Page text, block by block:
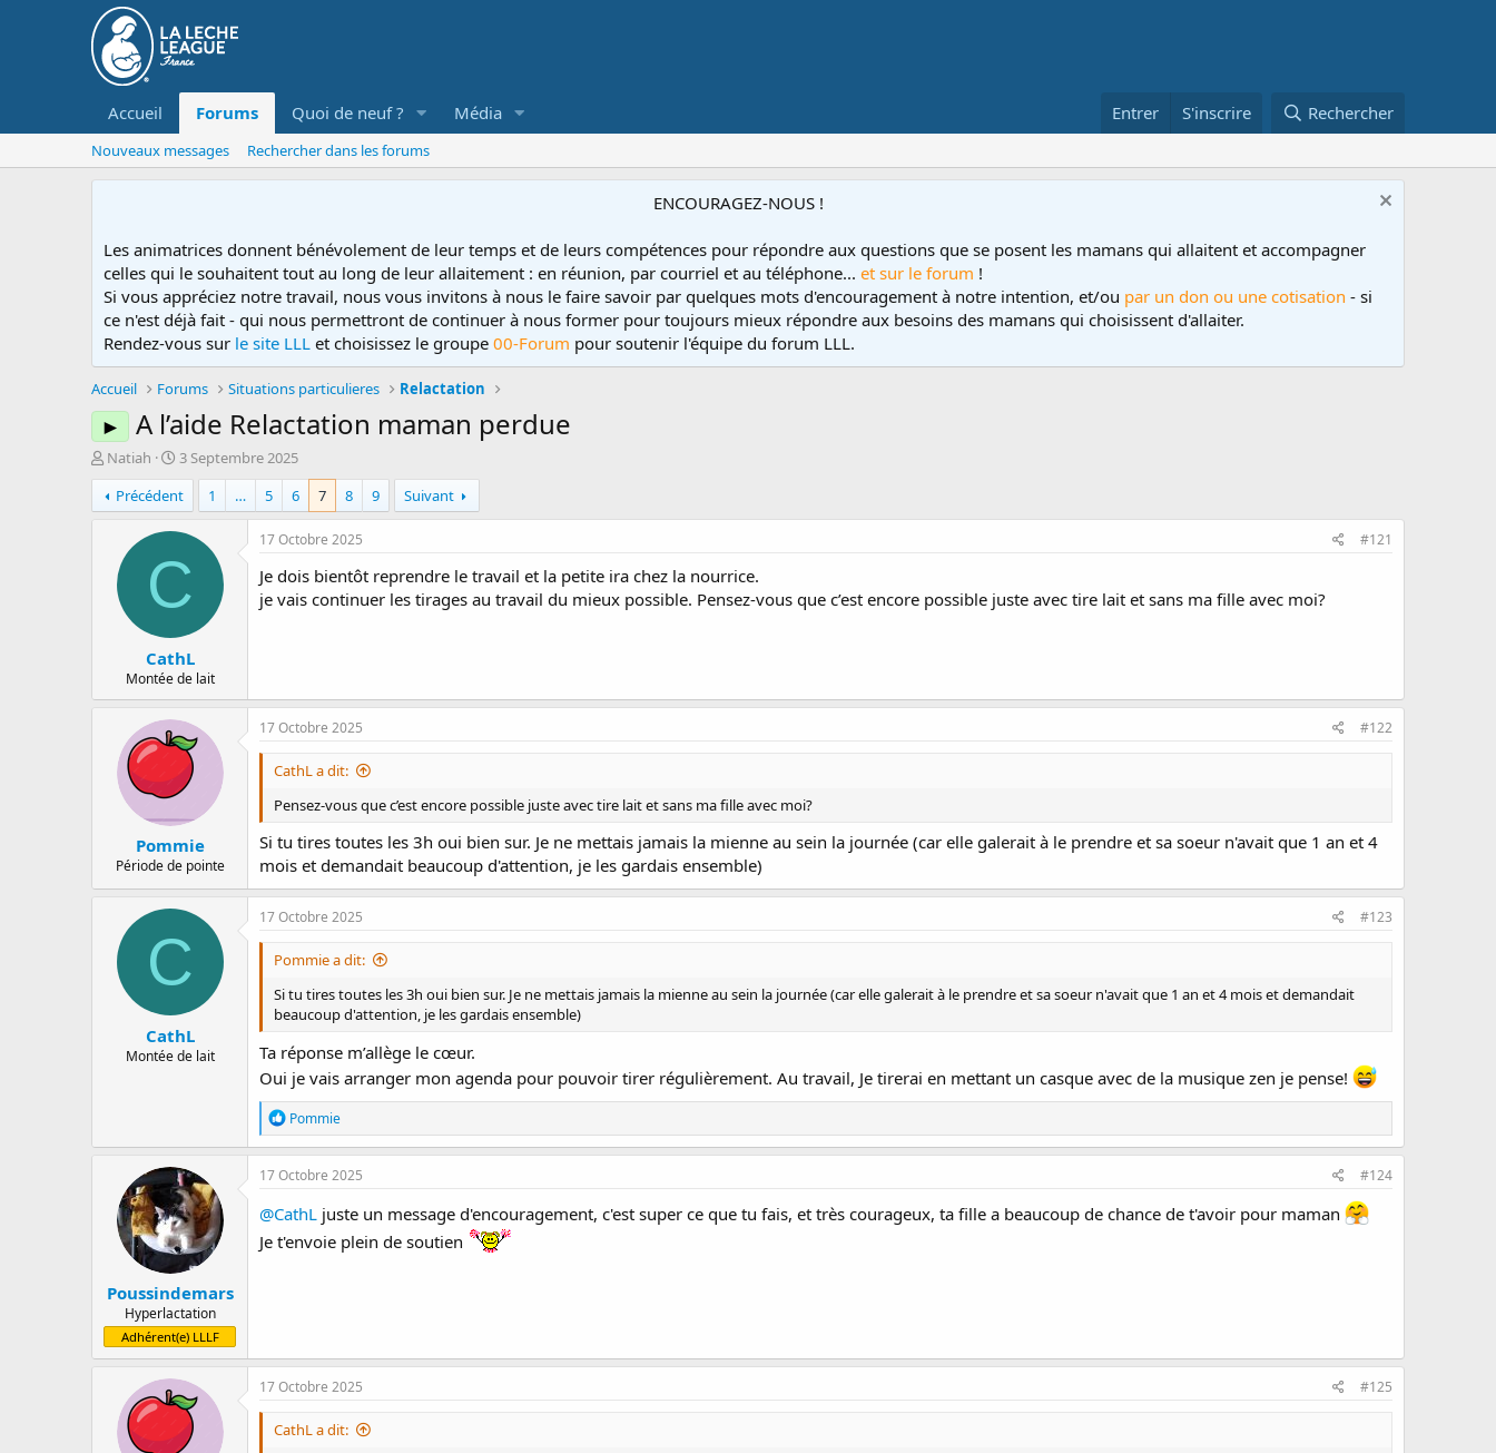
Accueil Forums Quoi de neuf ? Média Entrer S'inscrire Rechercher
Nouveaux messages Rechercher dans les forums
ENCOURAGEZ-NOUS !
Les animatrices donnent bénévolement de leur temps et de leurs compétences pour répondre aux questions que se posent les mamans qui allaitent et accompagner
celles qui le souhaitent tout au long de leur allaitement : en réunion, par courriel et au téléphone... et sur le forum !
Si vous appréciez notre travail, nous vous invitons à nous le faire savoir par quelques mots d'encouragement à notre intention, et/ou par un don ou une cotisation - si
ce n'est déjà fait - qui nous permettront de continuer à nous former pour toujours mieux répondre aux besoins des mamans qui choisissent d'allaiter.
Rendez-vous sur le site LLL et choisissez le groupe 00-Forum pour soutenir l'équipe du forum LLL.
Accueil Forums Situations particulieres Relactation
► A l’aide Relactation maman perdue
D
é
m
a
Natiah
D
a
t
e
d
e
d
é
u
t
3 Septembre 2025
Précédent
1 … 5 6 7 8 9 Suivant
C
CathL
Montée de lait
17 Octobre 2025 #121
Je dois bientôt reprendre le travail et la petite ira chez la nourrice.
je vais continuer les tirages au travail du mieux possible. Pensez-vous que c’est encore possible juste avec tire lait et sans ma fille avec moi?
Pommie
Période de pointe
17 Octobre 2025 #122
CathL a dit:
Pensez-vous que c’est encore possible juste avec tire lait et sans ma fille avec moi?
Si tu tires toutes les 3h oui bien sur. Je ne mettais jamais la mienne au sein la journée (car elle galerait à le prendre et sa soeur n'avait que 1 an et 4
mois et demandait beaucoup d'attention, je les gardais ensemble)
C
CathL
Montée de lait
17 Octobre 2025 #123
Pommie a dit:
Si tu tires toutes les 3h oui bien sur. Je ne mettais jamais la mienne au sein la journée (car elle galerait à le prendre et sa soeur n'avait que 1 an et 4 mois et demandait
beaucoup d'attention, je les gardais ensemble)
Ta réponse m’allège le cœur.
Oui je vais arranger mon agenda pour pouvoir tirer régulièrement. Au travail, Je tirerai en mettant un casque avec de la musique zen je pense!
R
é
a
c
o
n
Pommie
Poussindemars
Hyperlactation
Adhérent(e) LLLF
17 Octobre 2025 #124
@CathL juste un message d'encouragement, c'est super ce que tu fais, et très courageux, ta fille a beaucoup de chance de t'avoir pour maman
Je t'envoie plein de soutien
17 Octobre 2025 #125
CathL a dit: